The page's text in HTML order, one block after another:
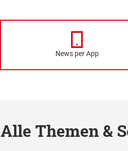
News per App
Alle Themen &